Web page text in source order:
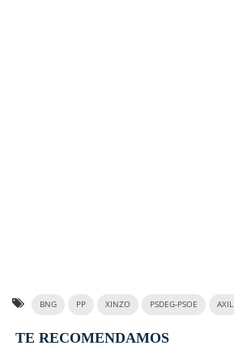
BNG PP XINZO PSDEG-PSOE AXIL
TE RECOMENDAMOS